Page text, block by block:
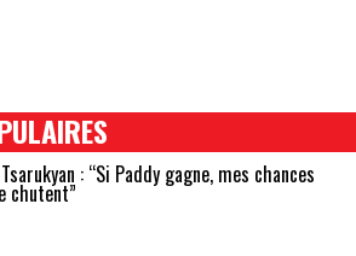
: “Si Paddy gagne, mes chances
chutent”